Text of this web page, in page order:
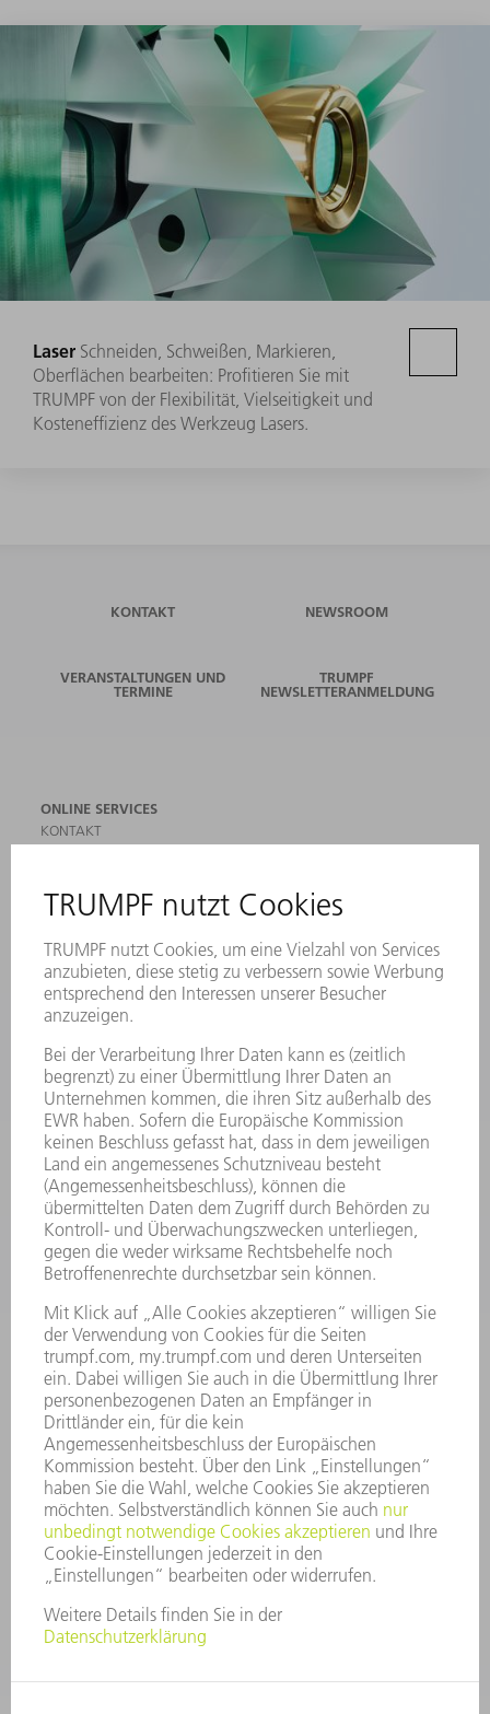
Laser Schneiden, Schweißen, Markieren,
Oberflächen bearbeiten: Profitieren Sie mit
TRUMPF von der Flexibilität, Vielseitigkeit und
Kosteneffizienz des Werkzeug Lasers.
KONTAKT NEWSROOM
VERANSTALTUNGEN UND
TERMINE
TRUMPF
NEWSLETTERANMELDUNG
ONLINE SERVICES
KONTAKT
VERANSTALTUNGEN UND TERMINE
NEWSLETTER-ANMELDUNG
MYTRUMPF
SICHERHEITSDATENBLÄTTER
PRODUKTE
MASCHINEN & SYSTEME
LASER
LEISTUNGSELEKTRONIK
ELEKTROWERKZEUGE
SMART FACTORY
SOFTWARE
SERVICES
ANWENDUNGEN
BRANCHEN
UNTERNEHMEN
KARRIERE
STELLENANGEBOTE
UNTERNEHMENSPROFIL
GESCHÄFTSBERICHT
UNTERNEHMENSGRUNDSÄTZE
COMPLIANCE
HINWEISGEBERSYSTEM
SECURITY
PRESSEMITTEILUNGEN
MAGAZINE
LIEFERANTEN
NACHHALTIGKEIT
UMWELT & KLIMA
SOZIALES & GESELLSCHAFT
UNTERNEHMENSFÜHRUNG